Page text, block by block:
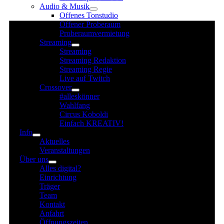
Audio & Musik
Offenes Tonstudio
Offener Proberaum
Proberaumvermietung
Streaming
Streaming
Streaming Redaktion
Streaming Regie
Live auf Twitch
Crossover
#alleskönner
Wahlfang
Circus Koboldi
Einfach KREATIV!
Info
Aktuelles
Veranstaltungen
Über uns
Alles digital?
Einrichtung
Träger
Team
Kontakt
Anfahrt
Öffnungszeiten
30.